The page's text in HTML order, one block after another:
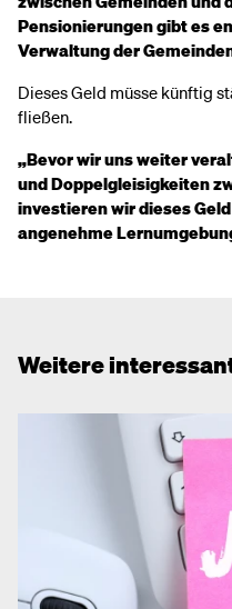
Pensionierungen gibt es
Verwaltung der
Dieses Geld müsse künftig
fließen.
„Bevor wir uns weiter
und Doppelgleisigkeiten
investieren wir dieses
angenehme
Weitere